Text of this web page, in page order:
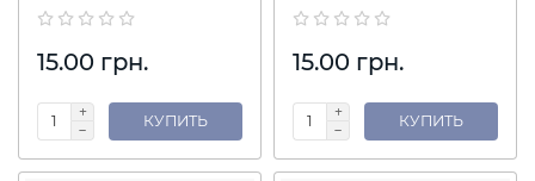
15.00 грн.
КУПИТЬ
15.00 грн.
КУПИТЬ